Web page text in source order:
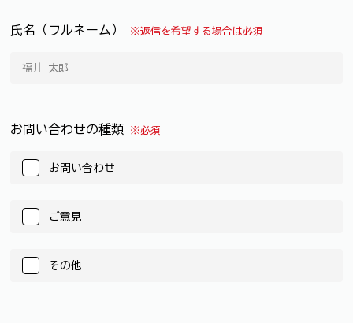
氏名（フルネーム） ※返信を希望する場合は必須
お問い合わせの種類 ※必須
お問い合わせ
ご意見
その他